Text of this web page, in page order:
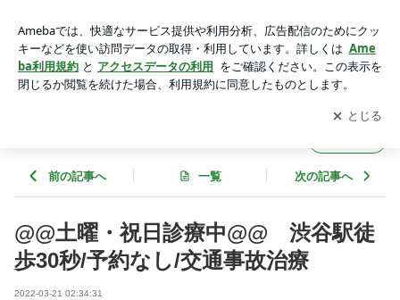
故治療 | むちうち交通事故治療【渋谷アクア整骨院】
アプリをダウンロードして ブログの更新通知
を受け取りまし
ょう。
開く
前の記事へ 一覧 次の記事へ
@@土曜・祝日診療中@@ 渋谷駅徒
歩30秒/予約なし/交通事故治療
2022-03-21 02:34:31